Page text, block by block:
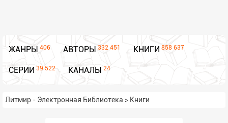
ЖАНРЫ 406 АВТОРЫ 332 451 КНИГИ 858 637
СЕРИИ 39 522 КАНАЛЫ 24
Литмир - Электронная Библиотека > Книги